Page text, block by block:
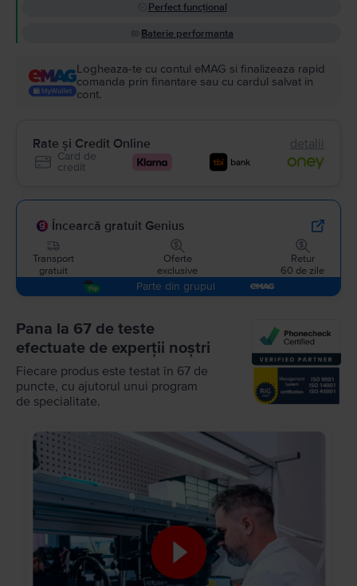
Perfect funcțional
Baterie performanta
Logheaza-te cu contul eMAG si finalizeaza rapid
comanda prin finantare sau cu cardul salvat in
cont.
Rate și Credit Online detalii
Card de
credit
Încearcă gratuit Genius
Transport
gratuit
Oferte
exclusive
Retur
60 de zile
Parte din grupul
Pana la 67 de teste
efectuate de experții noștri
Fiecare produs este testat în 67 de
puncte, cu ajutorul unui program
de specialitate.